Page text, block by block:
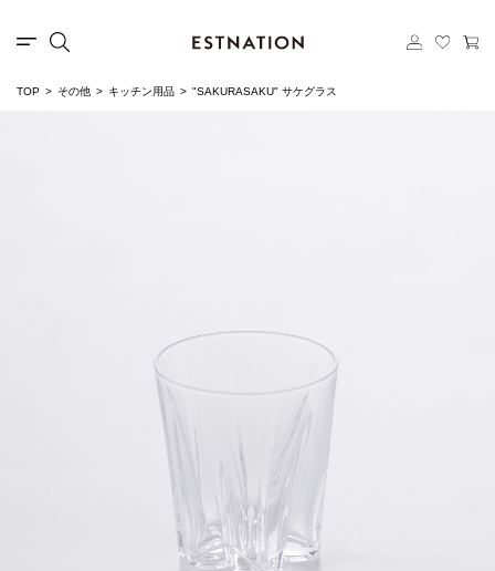
TOP その他 キッチン用品 "SAKURASAKU" サケグラス